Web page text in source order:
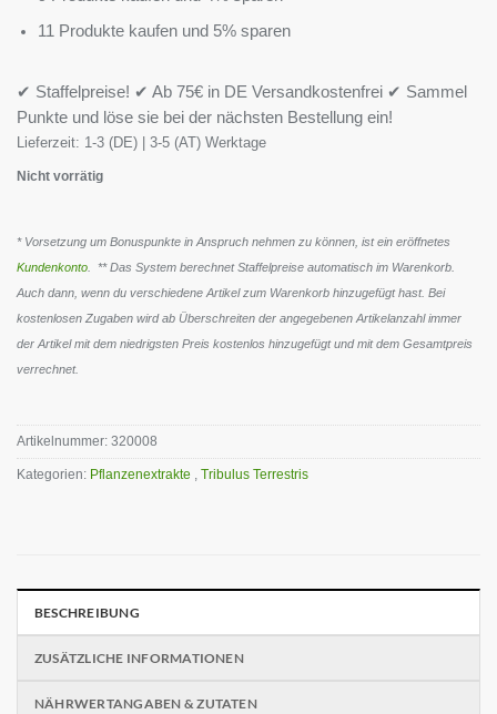
11 Produkte kaufen und 5% sparen
✔ Staffelpreise! ✔ Ab 75€ in DE Versandkostenfrei ✔ Sammel
Punkte und löse sie bei der nächsten Bestellung ein!
Lieferzeit: 1-3 (DE) | 3-5 (AT) Werktage
Nicht vorrätig
* Vorsetzung um Bonuspunkte in Anspruch nehmen zu können, ist ein eröffnetes
Kundenkonto . ** Das System berechnet Staffelpreise automatisch im Warenkorb.
Auch dann, wenn du verschiedene Artikel zum Warenkorb hinzugefügt hast. Bei
kostenlosen Zugaben wird ab Überschreiten der angegebenen Artikelanzahl immer
der Artikel mit dem niedrigsten Preis kostenlos hinzugefügt und mit dem Gesamtpreis
verrechnet.
Artikelnummer: 320008
Kategorien: Pflanzenextrakte , Tribulus Terrestris
BESCHREIBUNG
ZUSÄTZLICHE INFORMATIONEN
NÄHRWERTANGABEN & ZUTATEN